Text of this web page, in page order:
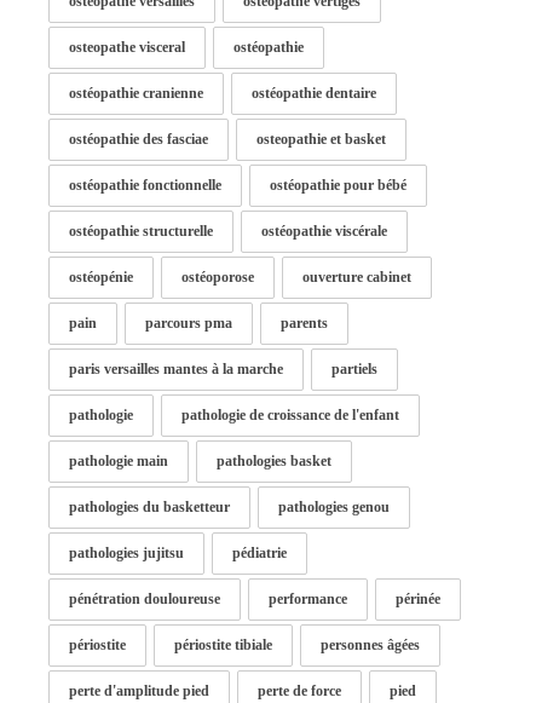
osteopathe visceral ostéopathie
ostéopathie cranienne ostéopathie dentaire
ostéopathie des fasciae osteopathie et basket
ostéopathie fonctionnelle ostéopathie pour bébé
ostéopathie structurelle ostéopathie viscérale
ostéopénie ostéoporose ouverture cabinet
pain parcours pma parents
paris versailles mantes à la marche partiels
pathologie pathologie de croissance de l'enfant
pathologie main pathologies basket
pathologies du basketteur pathologies genou
pathologies jujitsu pédiatrie
pénétration douloureuse performance périnée
périostite périostite tibiale personnes âgées
perte d'amplitude pied perte de force pied